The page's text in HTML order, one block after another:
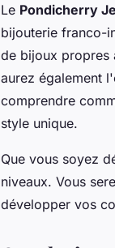
Le Pondicherry
bijouterie franco-
de bijoux propres
aurez également
comprendre
style unique.
Que vous soyez
niveaux. Vous
développer vos